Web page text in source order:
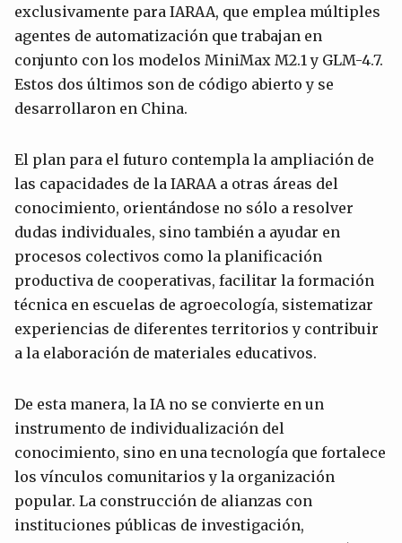
exclusivamente para IARAA, que emplea múltiples
agentes de automatización que trabajan en
conjunto con los modelos MiniMax M2.1 y GLM-4.7.
Estos dos últimos son de código abierto y se
desarrollaron en China.
El plan para el futuro contempla la ampliación de
las capacidades de la IARAA a otras áreas del
conocimiento, orientándose no sólo a resolver
dudas individuales, sino también a ayudar en
procesos colectivos como la planificación
productiva de cooperativas, facilitar la formación
técnica en escuelas de agroecología, sistematizar
experiencias de diferentes territorios y contribuir
a la elaboración de materiales educativos.
De esta manera, la IA no se convierte en un
instrumento de individualización del
conocimiento, sino en una tecnología que fortalece
los vínculos comunitarios y la organización
popular. La construcción de alianzas con
instituciones públicas de investigación,